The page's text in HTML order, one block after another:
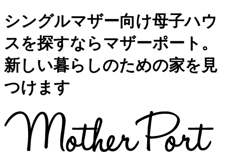
シングルマザー向け母子ハウ
スを探すならマザーポート。
新しい暮らしのための家を見
つけます